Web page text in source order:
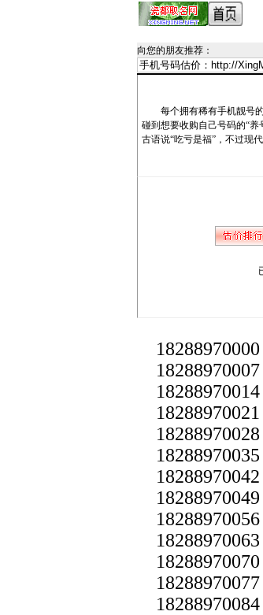
向您的朋友推荐 ：
每个拥有稀有手机靓号的
碰到想要收购自己号码的“养
古语说“吃亏是福”，不过现
18288970000
18288970007
18288970014
18288970021
18288970028
18288970035
18288970042
18288970049
18288970056
18288970063
18288970070
18288970077
18288970084